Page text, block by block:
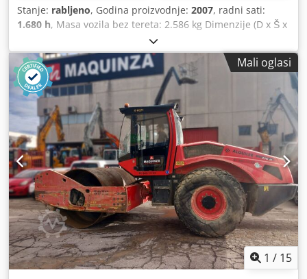
Stanje: rabljeno, Godina proizvodnje: 2007, radni sati:
1.680 h, Masa vozila bez tereta: 2.586 kg Dimenzije (D x Š x
V): 248 x 128 x 180 cm Crodozb I Tmspfx Abgjf
Mali oglasi
1 / 15